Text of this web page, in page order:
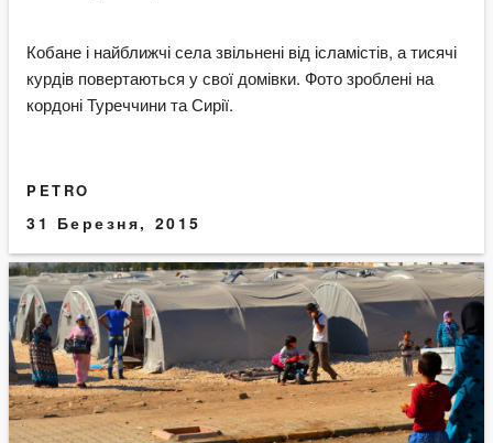
Кобане і найближчі села звільнені від ісламістів, а тисячі
курдів повертаються у свої домівки. Фото зроблені на
кордоні Туреччини та Сирії.
PETRO
31 Березня, 2015